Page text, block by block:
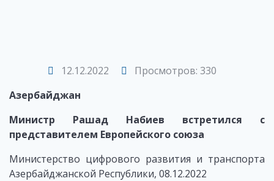
12.12.2022
Просмотров: 330
Азербайджан
Министр Рашад Набиев встретился с
представителем Европейского союза
Министерство цифрового развития и транспорта
Азербайджанской Республики, 08.12.2022